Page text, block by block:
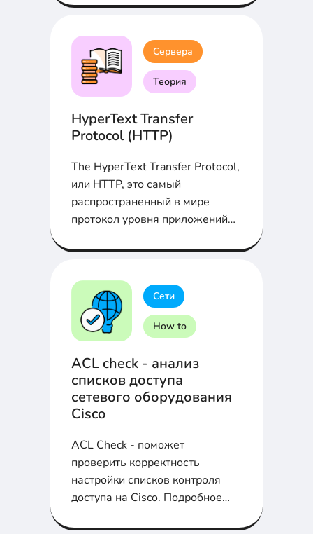
Сервера
Теория
HyperText Transfer
Protocol (HTTP)
The HyperText Transfer Protocol,
или HTTP, это самый
распространенный в мире
протокол уровня приложений
день...
Сети
How to
ACL check - анализ
списков доступа
сетевого оборудования
Cisco
ACL Check - поможет
проверить корректность
настройки списков контроля
доступа на Cisco. Подробное